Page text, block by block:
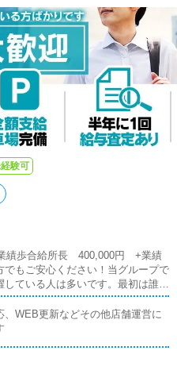
験可
歩合給所長 400,000円 +業績
でもご安心ください！当グループで
している人は多いです。最初は誰で
て、まずはご応募ください。安定し
気を発揮して下さい。営業職やサ
た方も多く、未経験でも安心して
、WEB更新などその他店舗運営に